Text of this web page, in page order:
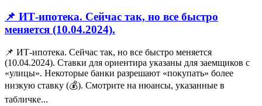
📌 ИТ-ипотека. Сейчас так, но все быстро
меняется (10.04.2024).
📌 ИТ-ипотека. Сейчас так, но все быстро меняется
(10.04.2024). Ставки для ориентира указаны для заемщиков с
«улицы». Некоторые банки разрешают «покупать» более
низкую ставку (💰). Смотрите на нюансы, указанные в
табличке...